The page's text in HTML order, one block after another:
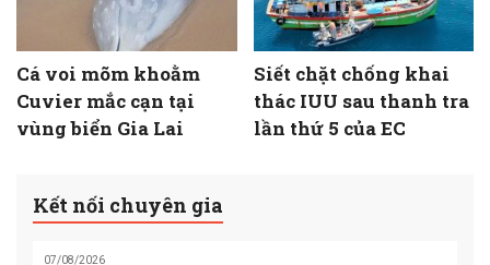
Cá voi mõm khoằm
Cuvier mắc cạn tại
vùng biển Gia Lai
Siết chặt chống khai
thác IUU sau thanh tra
lần thứ 5 của EC
Kết nối chuyên gia
07/08/2026